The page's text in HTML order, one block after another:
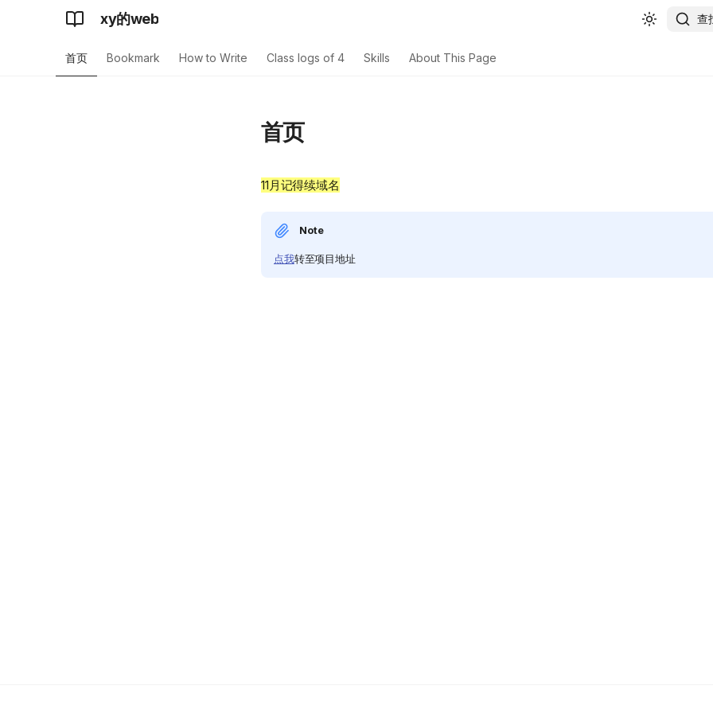
xy的web 查
首页 Bookmark How to Write Class logs of 4 Skills About This Page
首页
11月记得续域名
Note
点我转至项目地址